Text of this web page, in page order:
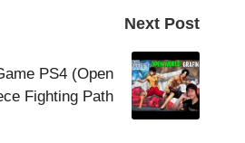
Next Post
PS4 (Open
Fighting Path